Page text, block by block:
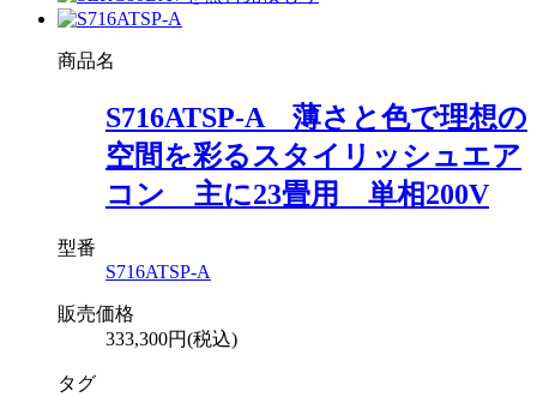
商品名
S716ATSP-A 薄さと色で理想の
空間を彩るスタイリッシュエア
コン 主に23畳用 単相200V
型番
S716ATSP-A
販売価格
333,300円(税込)
タグ